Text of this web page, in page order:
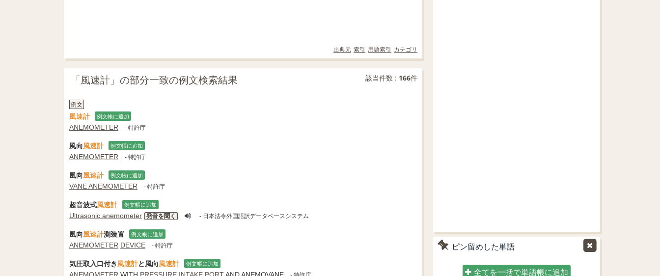
出典元 索引 用語索引 カテゴリ
「風速計」の部分一致の例文検索結果 該当件数 : 166件
例文
風速計 例文帳に追加
ANEMOMETER - 特許庁
風向風速計 例文帳に追加
ANEMOMETER - 特許庁
風向風速計 例文帳に追加
VANE ANEMOMETER - 特許庁
超音波式風速計 例文帳に追加
Ultrasonic anemometer 発音を聞く - 日本法令外国語訳データベースシステム
風向風速計測装置 例文帳に追加
ANEMOMETER DEVICE - 特許庁
気圧取入口付き風速計と風向風速計 例文帳に追加
ピン留めした単語
全てを一括で単語帳に追加